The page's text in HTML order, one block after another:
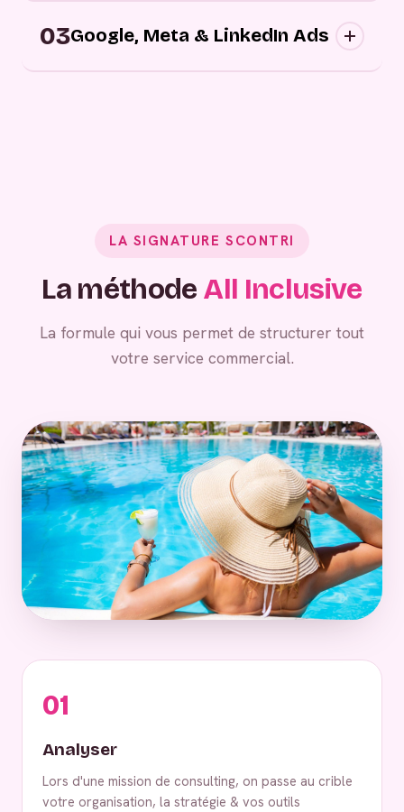
approchons vos prospects au bon moment,
personnalisés.
03Google, Meta & LinkedIn Ads
LA SIGNATURE SCONTRI
La méthode All Inclusive
La formule qui vous permet de structurer tout
votre service commercial.
01
Analyser
Lors d'une mission de consulting, on passe au crible
votre organisation, la stratégie & vos outils